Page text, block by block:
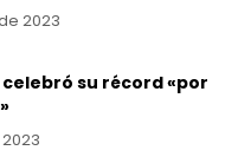
2023
su récord «por